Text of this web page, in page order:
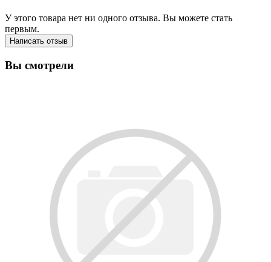
У этого товара нет ни одного отзыва. Вы можете стать
первым.
Написать отзыв
Вы смотрели